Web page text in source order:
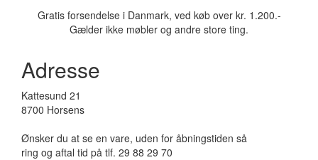
Gratis forsendelse i Danmark, ved køb over kr. 1.200.-
Gælder ikke møbler og andre store ting.
Adresse
Kattesund 21
8700 Horsens
Ønsker du at se en vare, uden for åbningstiden så
ring og aftal tid på tlf. 29 88 29 70